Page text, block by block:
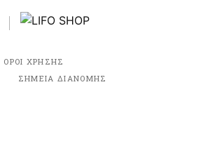
ΟΡΟΙ ΧΡΗΣΗΣ
ΣΗΜΕΙΑ ΔΙΑΝΟΜΗΣ